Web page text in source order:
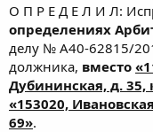
О П Р Е Д Е Л И Л:
определениях
делу № А40-62815/
должника, вместо
Дубининская, д. 35,
«153020,
69».